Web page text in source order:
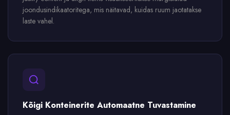
joondusindikaatoritega, mis näitavad, kuidas ruum jaotatakse
laste vahel.
Kõigi Konteinerite Automaatne Tuvastamine